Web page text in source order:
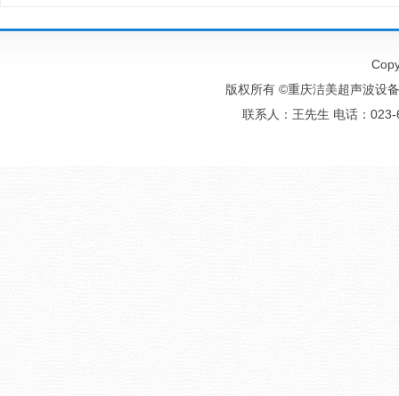
版权所有 ©重庆洁美超声波设
联系人：王先生 电话：